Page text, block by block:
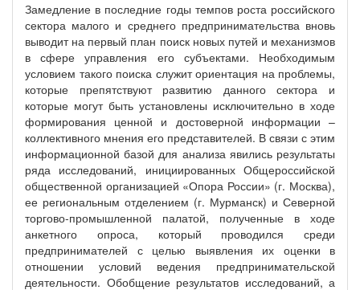
Замедление в последние годы темпов роста российского
сектора малого и среднего предпринимательства вновь
выводит на первый план поиск новых путей и механизмов
в сфере управления его субъектами. Необходимым
условием такого поиска служит ориентация на проблемы,
которые препятствуют развитию данного сектора и
которые могут быть установлены исключительно в ходе
формирования ценной и достоверной информации –
коллективного мнения его представителей. В связи с этим
информационной базой для анализа явились результаты
ряда исследований, инициированных Общероссийской
общественной организацией «Опора России» (г. Москва),
ее региональным отделением (г. Мурманск) и Северной
торгово-промышленной палатой, полученные в ходе
анкетного опроса, который проводился среди
предпринимателей с целью выявления их оценки в
отношении условий ведения предпринимательской
деятельности. Обобщение результатов исследований, а